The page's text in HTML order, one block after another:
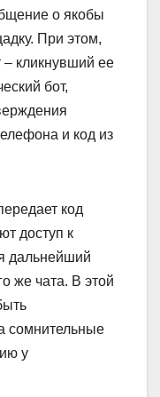
о якобы
При этом,
– кликнувший ее
бот,
и код из
код
доступ к
дальнейший
же чата. В этой
сомнительные
у